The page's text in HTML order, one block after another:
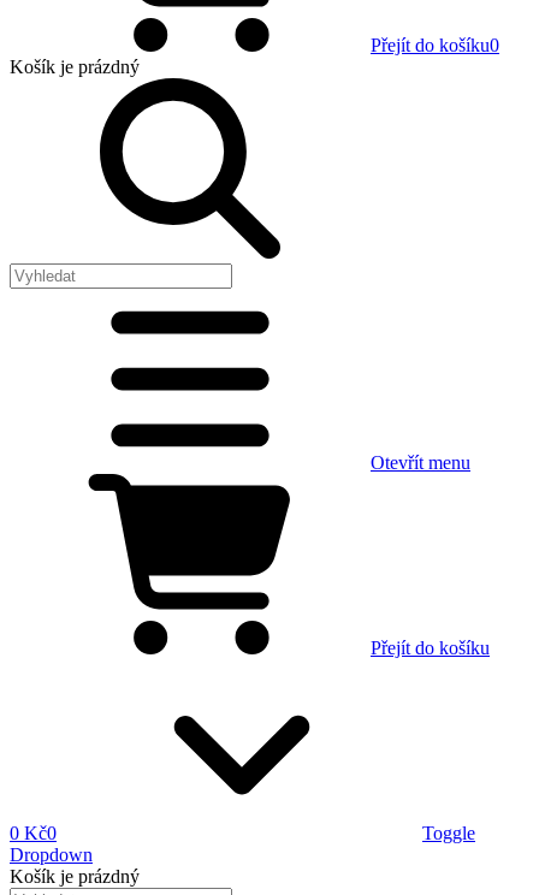
Přejít do košíku0
Košík je prázdný
Otevřít menu
Přejít do košíku
0 Kč0
Toggle
Dropdown
Košík je prázdný